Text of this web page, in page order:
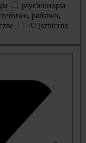
psychoterapia
państwo,
AI (sztuczna